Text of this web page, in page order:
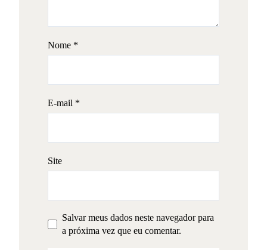
Nome *
E-mail *
Site
Salvar meus dados neste navegador para
a próxima vez que eu comentar.